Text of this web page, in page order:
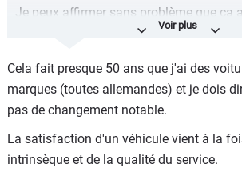
Je peux affirmer sans problème que ça
qualité et en fiabilité (même si j'adore la
Cela fait presque 50 ans que j'ai des
marques (toutes allemandes) et je dois
pas de changement notable.
La satisfaction d'un véhicule vient à la
intrinsèque et de la qualité du service.